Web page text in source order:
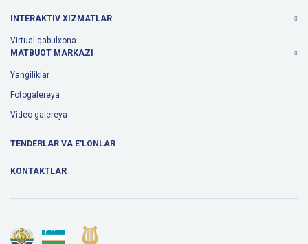
INTERAKTIV XIZMATLAR
Virtual qabulxona
MATBUOT MARKAZI
Yangiliklar
Fotogalereya
Video galereya
TENDERLAR VA E'LONLAR
KONTAKTLAR